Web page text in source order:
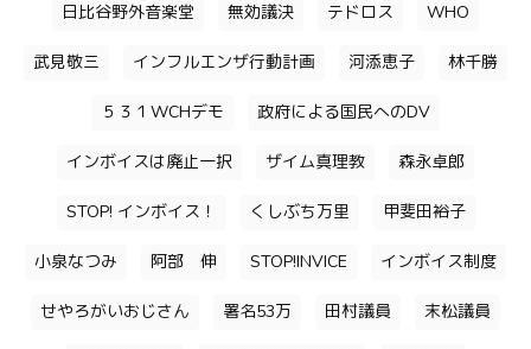
日比谷野外音楽堂 無効議決 テドロス WHO
武見敬三 インフルエンザ行動計画 河添恵子 林千勝
５３１WCHデモ 政府による国民へのDV
インボイスは廃止一択 ザイム真理教 森永卓郎
STOP! インボイス！ くしぶち万里 甲斐田裕子
小泉なつみ 阿部 伸 STOP!INVICE インボイス制度
せやろがいおじさん 署名53万 田村議員 末松議員